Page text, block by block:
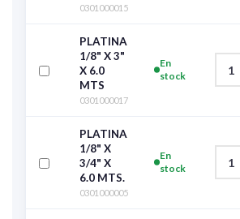
0301000015
PLATINA
1/8" X 3"
X 6.0
MTS
0301000017
En
stock
PLATINA
1/8" X
3/4" X
6.0 MTS.
0301000005
En
stock